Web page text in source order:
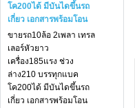
โค200ได้ มีบันไดขึ้นรถ
เกี่ยว เอกสารพร้อมโอน
ขายรถ10ล้อ 2เพลา เทรล
เลอร์หัวยาว
เครื่อง185แรง ช่วง
ล่าง210 บรรทุกแบค
โค200ได้ มีบันไดขึ้นรถ
เกี่ยว เอกสารพร้อมโอน